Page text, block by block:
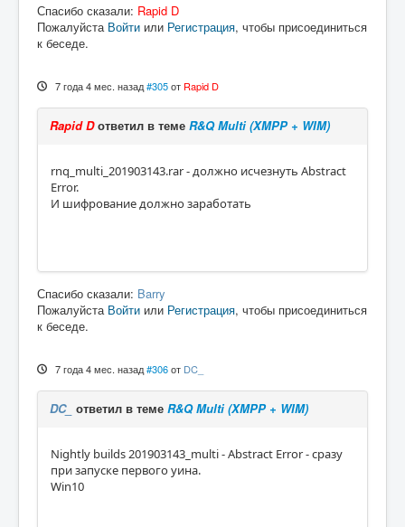
Спасибо сказали: Rapid D
Пожалуйста Войти или Регистрация, чтобы присоединиться
к беседе.
7 года 4 мес. назад #305 от Rapid D
Rapid Dответил в теме R&Q Multi (XMPP + WIM)
rnq_multi_201903143.rar - должно исчезнуть Abstract
Error.
И шифрование должно заработать
Спасибо сказали: Barry
Пожалуйста Войти или Регистрация, чтобы присоединиться
к беседе.
7 года 4 мес. назад #306 от DC_
DC_ ответил в теме R&Q Multi (XMPP + WIM)
Nightly builds 201903143_multi - Abstract Error - сразу
при запуске первого уина.
Win10